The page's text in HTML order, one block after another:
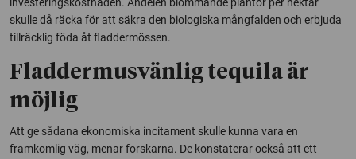
skulle då räcka för att säkra den biologiska mångfalden och erbjuda
tillräcklig föda åt fladdermössen.
Fladdermusvänlig tequila är
möjlig
Att ge sådana ekonomiska incitament skulle kunna vara en
framkomlig väg, menar forskarna. De konstaterar också att ett